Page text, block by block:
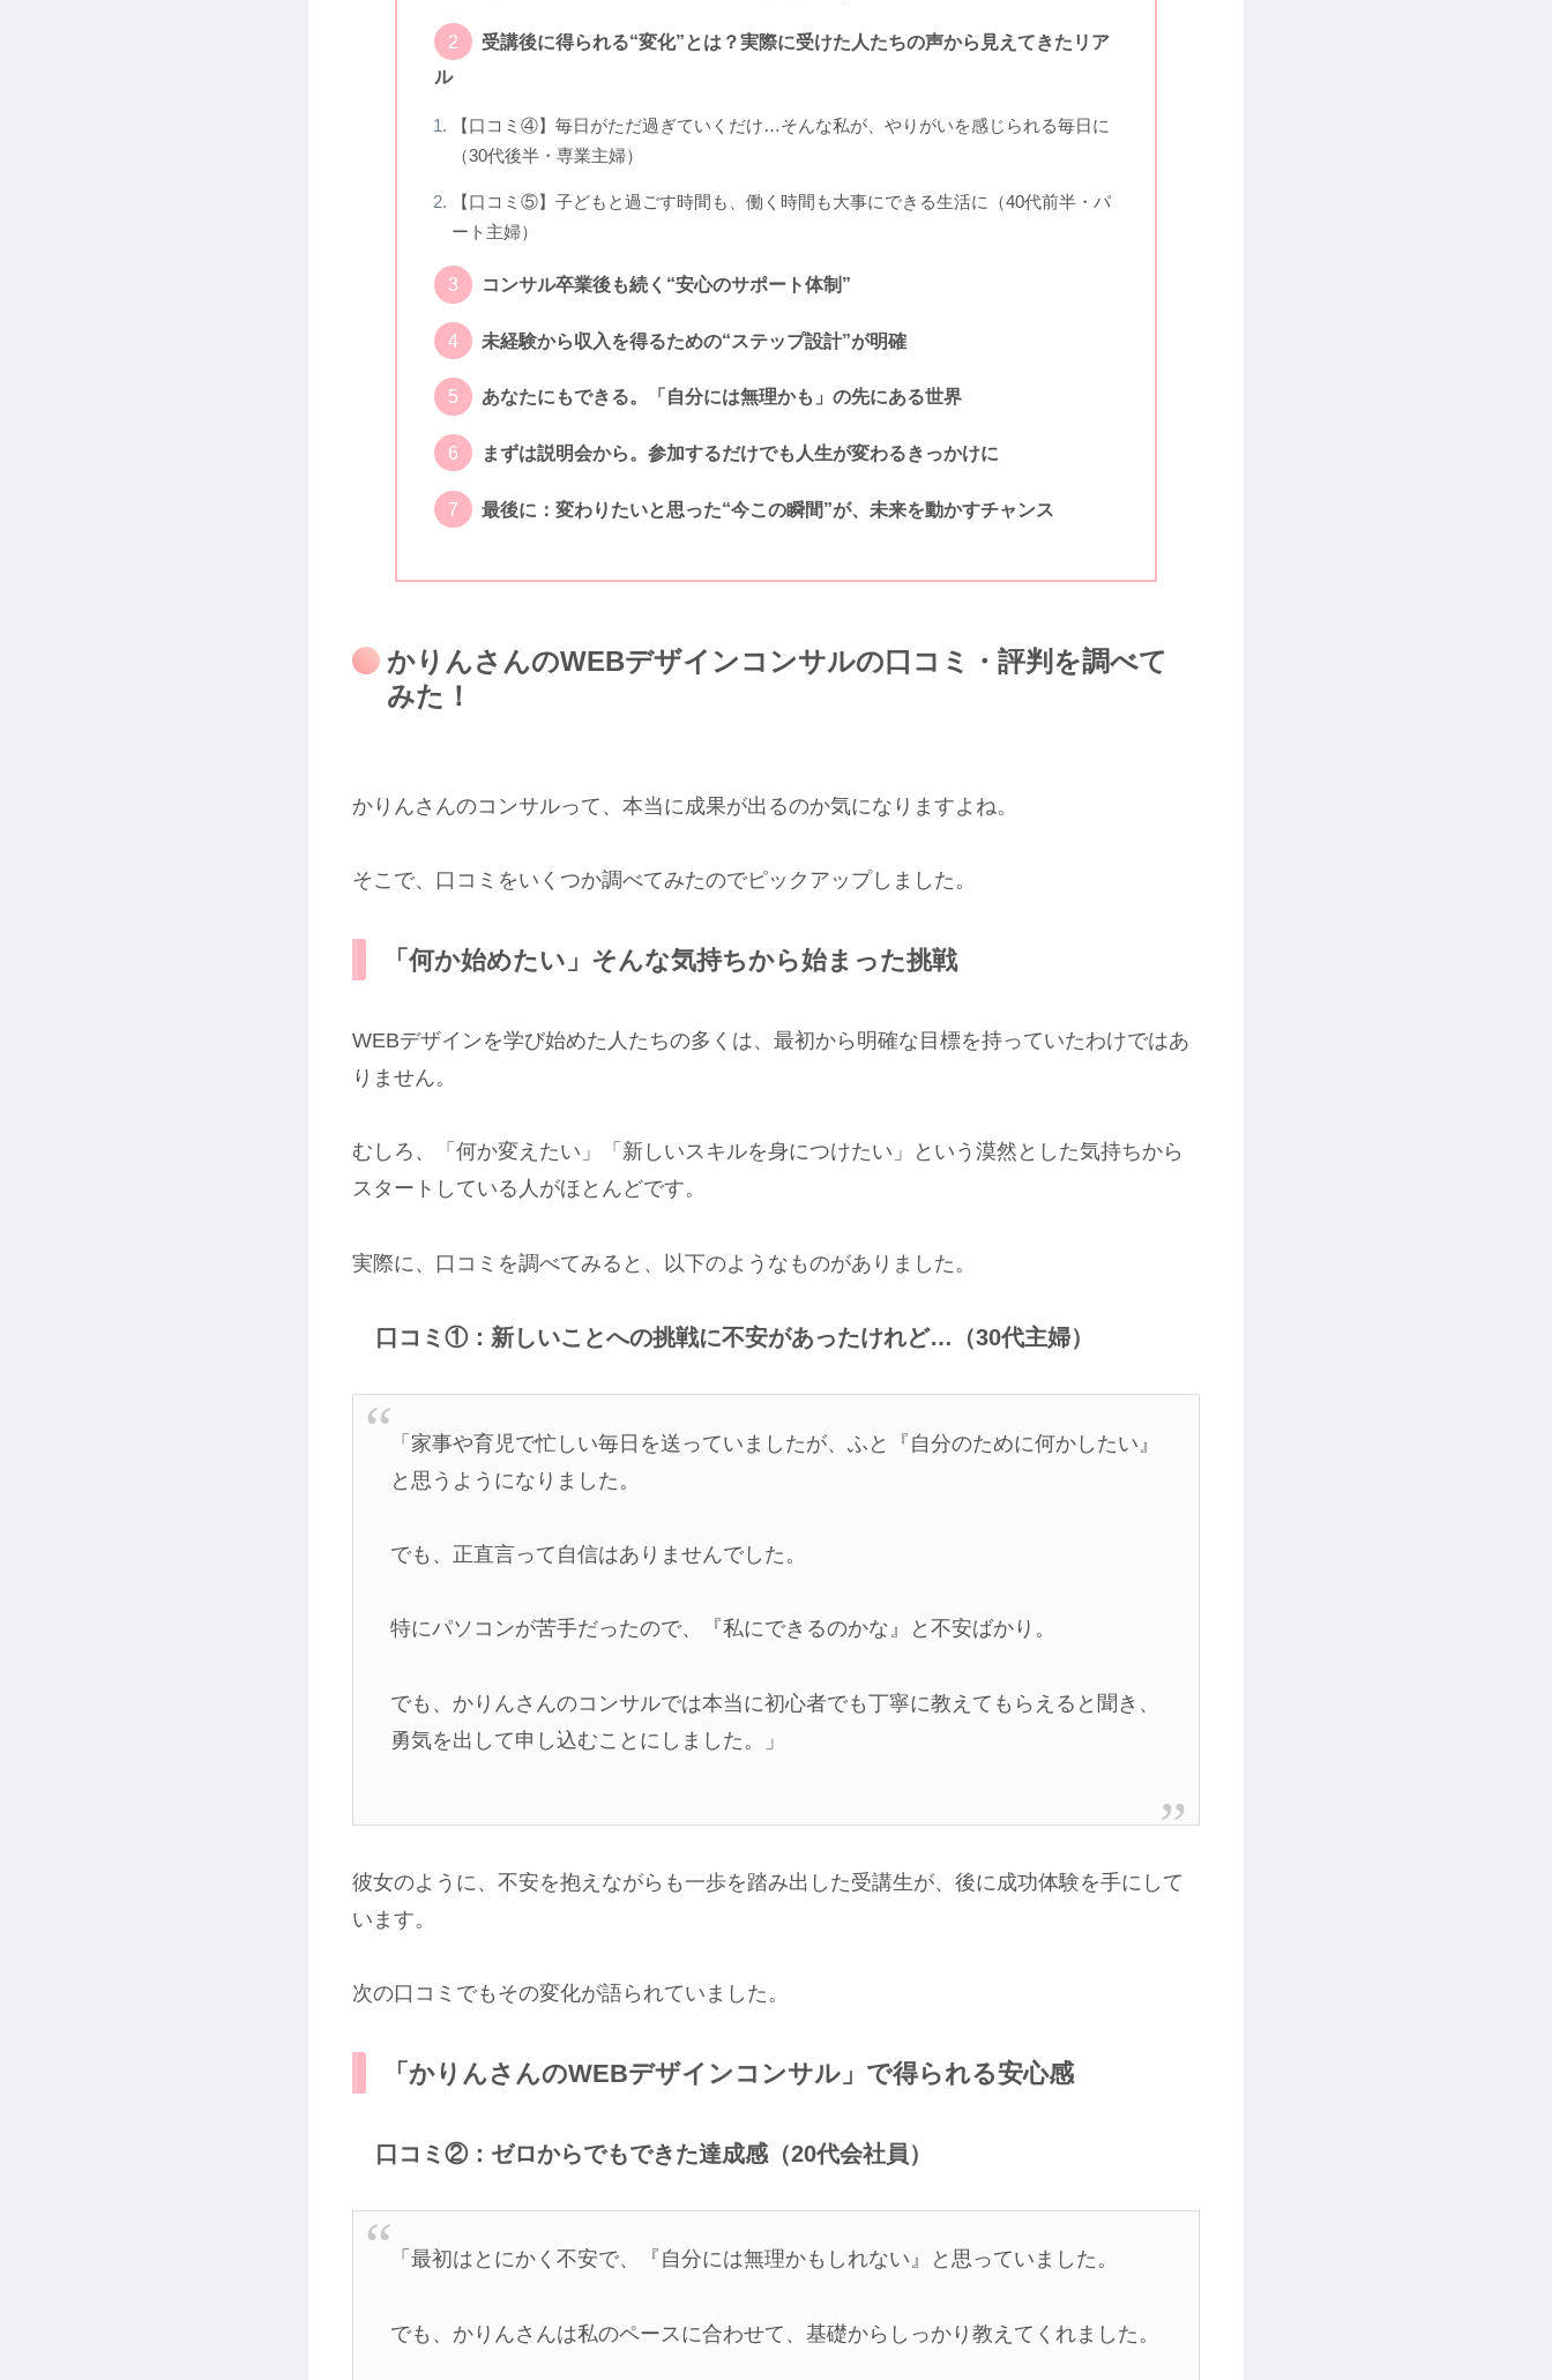
受講後に得られる“変化”とは？実際に受けた人たちの声から見えてきたリア
ル
【口コミ④】毎日がただ過ぎていくだけ…そんな私が、やりがいを感じられる毎日に
（30代後半・専業主婦）
【口コミ⑤】子どもと過ごす時間も、働く時間も大事にできる生活に（40代前半・パ
ート主婦）
コンサル卒業後も続く“安心のサポート体制”
未経験から収入を得るための“ステップ設計”が明確
あなたにもできる。「自分には無理かも」の先にある世界
まずは説明会から。参加するだけでも人生が変わるきっかけに
最後に：変わりたいと思った“今この瞬間”が、未来を動かすチャンス
かりんさんのWEBデザインコンサルの口コミ・評判を調べて
みた！
かりんさんのコンサルって、本当に成果が出るのか気になりますよね。
そこで、口コミをいくつか調べてみたのでピックアップしました。
「何か始めたい」そんな気持ちから始まった挑戦
WEBデザインを学び始めた人たちの多くは、最初から明確な目標を持っていたわけではあ
りません。
むしろ、「何か変えたい」「新しいスキルを身につけたい」という漠然とした気持ちから
スタートしている人がほとんどです。
実際に、口コミを調べてみると、以下のようなものがありました。
口コミ①：新しいことへの挑戦に不安があったけれど…（30代主婦）
「家事や育児で忙しい毎日を送っていましたが、ふと『自分のために何かしたい』
と思うようになりました。
でも、正直言って自信はありませんでした。
特にパソコンが苦手だったので、『私にできるのかな』と不安ばかり。
でも、かりんさんのコンサルでは本当に初心者でも丁寧に教えてもらえると聞き、
勇気を出して申し込むことにしました。」
彼女のように、不安を抱えながらも一歩を踏み出した受講生が、後に成功体験を手にして
います。
次の口コミでもその変化が語られていました。
「かりんさんのWEBデザインコンサル」で得られる安心感
口コミ②：ゼロからでもできた達成感（20代会社員）
「最初はとにかく不安で、『自分には無理かもしれない』と思っていました。
でも、かりんさんは私のペースに合わせて、基礎からしっかり教えてくれました。